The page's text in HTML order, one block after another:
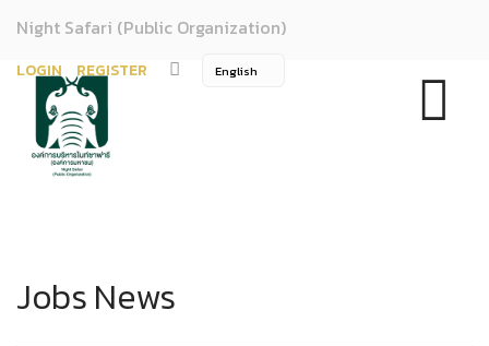
Night Safari (Public Organization)
LOGIN REGISTER
Jobs News